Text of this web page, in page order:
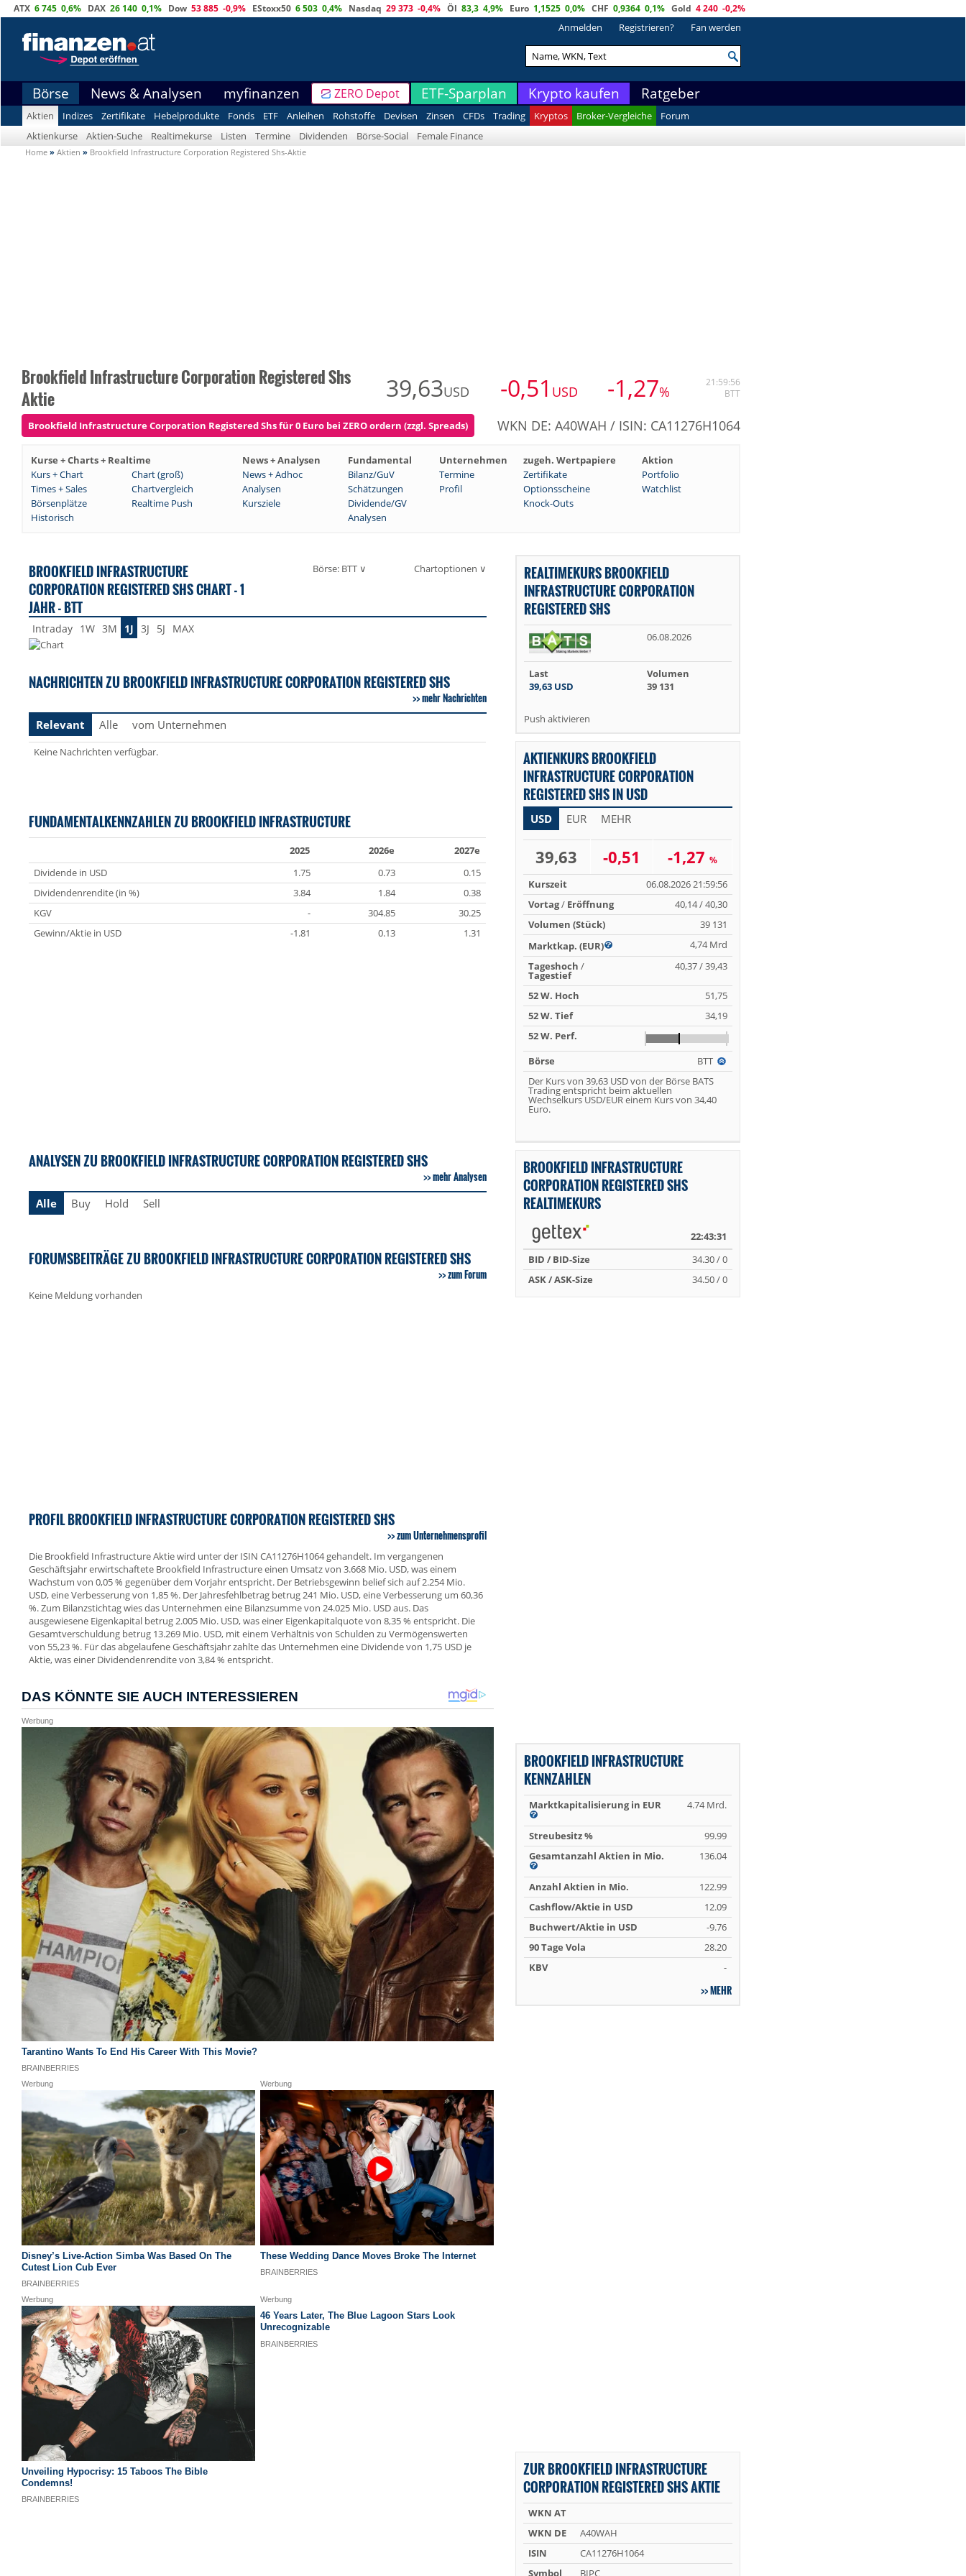
ATX 6 745 0,6% DAX 26 140 0,1% Dow 53 885 -0,9% EStoxx50 6 503 0,4% Nasdaq 29 373 -0,4% Öl 83,3 4,9% Euro 1,1525 0,0% CHF 0,9364 0,1% Gold 4 240 -0,2%
Anmelden Registrieren? Fan werden
Börse News & Analysen myfinanzen ZERO Depot ETF-Sparplan Krypto kaufen Ratgeber
Aktien Indizes Zertifikate Hebelprodukte Fonds ETF Anleihen Rohstoffe Devisen Zinsen CFDs Trading Kryptos Broker-Vergleiche
Forum
Aktienkurse
Aktien-Suche Realtimekurse Listen Termine Dividenden Börse-Social Female Finance
Home » Aktien » Brookfield Infrastructure Corporation Registered Shs-Aktie
Brookfield Infrastructure Corporation Registered Shs
Aktie
39,63USD -0,51 USD -1,27%
21:59:56
BTT
Brookfield Infrastructure Corporation Registered Shs für 0 Euro bei ZERO ordern (zzgl. Spreads) WKN DE: A40WAH / ISIN: CA11276H1064
Kurse + Charts + Realtime News + Analysen Fundamental Unternehmen zugeh. Wertpapiere
Aktion
Kurs + Chart
Chart (groß) News + Adhoc Bilanz/GuV Termine Zertifikate
Portfolio
Times + Sales
Chartvergleich Analysen Schätzungen Profil Optionsscheine
Watchlist
Börsenplätze
Realtime Push Kursziele Dividende/GV
Knock-Outs
Historisch
Analysen
BROOKFIELD INFRASTRUCTURE
CORPORATION REGISTERED SHS CHART - 1
JAHR - BTT
Börse: BTT ∨ Chartoptionen ∨
Intraday 1W 3M 1J 3J 5J MAX
NACHRICHTEN ZU BROOKFIELD INFRASTRUCTURE CORPORATION REGISTERED SHS
mehr Nachrichten
Relevant
Alle vom Unternehmen
Keine Nachrichten verfügbar.
FUNDAMENTALKENNZAHLEN ZU BROOKFIELD INFRASTRUCTURE
2025 2026e
2027e
Dividende in USD
1.75 0.73
0.15
Dividendenrendite (in %)
3.84 1.84
0.38
KGV
- 304.85
30.25
Gewinn/Aktie in USD
-1.81 0.13 1.31
ANALYSEN ZU BROOKFIELD INFRASTRUCTURE CORPORATION REGISTERED SHS
mehr Analysen
Alle
Buy Hold Sell
FORUMSBEITRÄGE ZU BROOKFIELD INFRASTRUCTURE CORPORATION REGISTERED SHS
zum Forum
Keine Meldung vorhanden
PROFIL BROOKFIELD INFRASTRUCTURE CORPORATION REGISTERED SHS
zum Unternehmensprofil
Die Brookfield Infrastructure Aktie wird unter der ISIN CA11276H1064 gehandelt. Im vergangenen
Geschäftsjahr erwirtschaftete Brookfield Infrastructure einen Umsatz von 3.668 Mio. USD, was einem
Wachstum von 0,05 % gegenüber dem Vorjahr entspricht. Der Betriebsgewinn belief sich auf 2.254 Mio.
USD, eine Verbesserung von 1,85 %. Der Jahresfehlbetrag betrug 241 Mio. USD, eine Verbesserung um 60,36
%. Zum Bilanzstichtag wies das Unternehmen eine Bilanzsumme von 24.025 Mio. USD aus. Das
ausgewiesene Eigenkapital betrug 2.005 Mio. USD, was einer Eigenkapitalquote von 8,35 % entspricht. Die
Gesamtverschuldung betrug 13.269 Mio. USD, mit einem Verhältnis von Schulden zu Vermögenswerten
von 55,23 %. Für das abgelaufene Geschäftsjahr zahlte das Unternehmen eine Dividende von 1,75 USD je
Aktie, was einer Dividendenrendite von 3,84 % entspricht.
REALTIMEKURS BROOKFIELD
INFRASTRUCTURE CORPORATION
REGISTERED SHS
06.08.2026
Last
39,63 USD
Volumen
39 131
Push aktivieren
AKTIENKURS BROOKFIELD
INFRASTRUCTURE CORPORATION
REGISTERED SHS IN USD
USD EUR MEHR
39,63 -0,51 -1,27 %
Kurszeit
06.08.2026 21:59:56
Vortag/ Eröffnung
40,14 / 40,30
Volumen (Stück)
39 131
Marktkap. (EUR)
4,74 Mrd
Tageshoch /
Tagestief
40,37 / 39,43
52 W. Hoch
51,75
52 W. Tief
34,19
52 W. Perf.
Börse
BTT
Der Kurs von 39,63 USD von der Börse BATS
Trading entspricht beim aktuellen
Wechselkurs USD/EUR einem Kurs von 34,40
Euro.
BROOKFIELD INFRASTRUCTURE
CORPORATION REGISTERED SHS
REALTIMEKURS
22:43:31
BID / BID-Size
34.30 / 0
ASK / ASK-Size
34.50 / 0
BROOKFIELD INFRASTRUCTURE
KENNZAHLEN
Marktkapitalisierung in EUR 4.74 Mrd.
Streubesitz %
99.99
Gesamtanzahl Aktien in Mio.
136.04
Anzahl Aktien in Mio.
122.99
Cashflow/Aktie in USD
12.09
Buchwert/Aktie in USD
-9.76
90 Tage Vola
28.20
KBV
-
MEHR
ZUR BROOKFIELD INFRASTRUCTURE
CORPORATION REGISTERED SHS AKTIE
WKN AT
WKN DE
A40WAH
ISIN
CA11276H1064
Symbol
BIPC